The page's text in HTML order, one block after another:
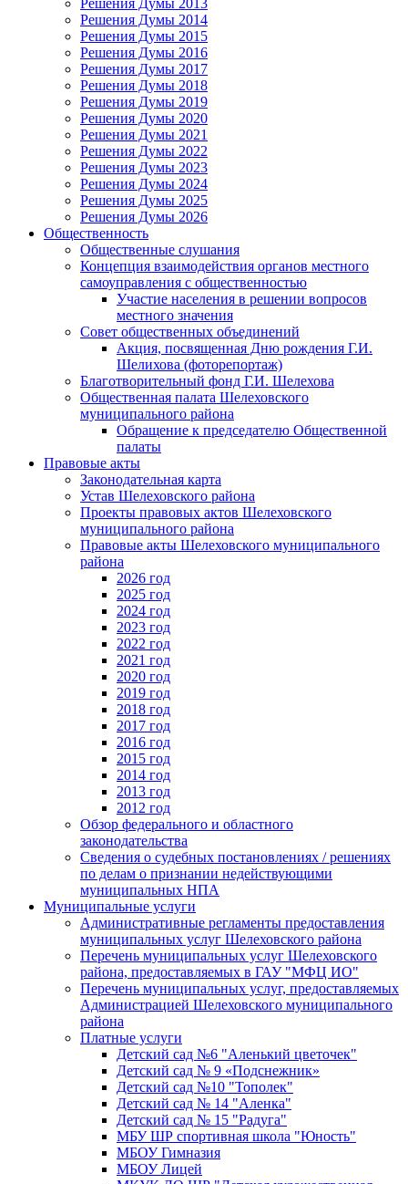
Решения Думы 2014
Решения Думы 2015
Решения Думы 2016
Решения Думы 2017
Решения Думы 2018
Решения Думы 2019
Решения Думы 2020
Решения Думы 2021
Решения Думы 2022
Решения Думы 2023
Решения Думы 2024
Решения Думы 2025
Решения Думы 2026
Общественность
Общественные слушания
Концепция взаимодействия органов местного
самоуправления с общественностью
Участие населения в решении вопросов
местного значения
Совет общественных объединений
Акция, посвященная Дню рождения Г.И.
Шелихова (фоторепортаж)
Благотворительный фонд Г.И. Шелехова
Общественная палата Шелеховского
муниципального района
Обращение к председателю Общественной
палаты
Правовые акты
Законодательная карта
Устав Шелеховского района
Проекты правовых актов Шелеховского
муниципального района
Правовые акты Шелеховского муниципального
района
2026 год
2025 год
2024 год
2023 год
2022 год
2021 год
2020 год
2019 год
2018 год
2017 год
2016 год
2015 год
2014 год
2013 год
2012 год
Обзор федерального и областного
законодательства
Сведения о судебных постановлениях / решениях
по делам о признании недействующими
муниципальных НПА
Муниципальные услуги
Административные регламенты предоставления
муниципальных услуг Шелеховского района
Перечень муниципальных услуг Шелеховского
района, предоставляемых в ГАУ "МФЦ ИО"
Перечень муниципальных услуг, предоставляемых
Администрацией Шелеховского муниципального
района
Платные услуги
Детский сад №6 "Аленький цветочек"
Детский сад № 9 «Подснежник»
Детский сад №10 "Тополек"
Детский сад № 14 "Аленка"
Детский сад № 15 "Радуга"
МБУ ШР спортивная школа "Юность"
МБОУ Гимназия
МБОУ Лицей